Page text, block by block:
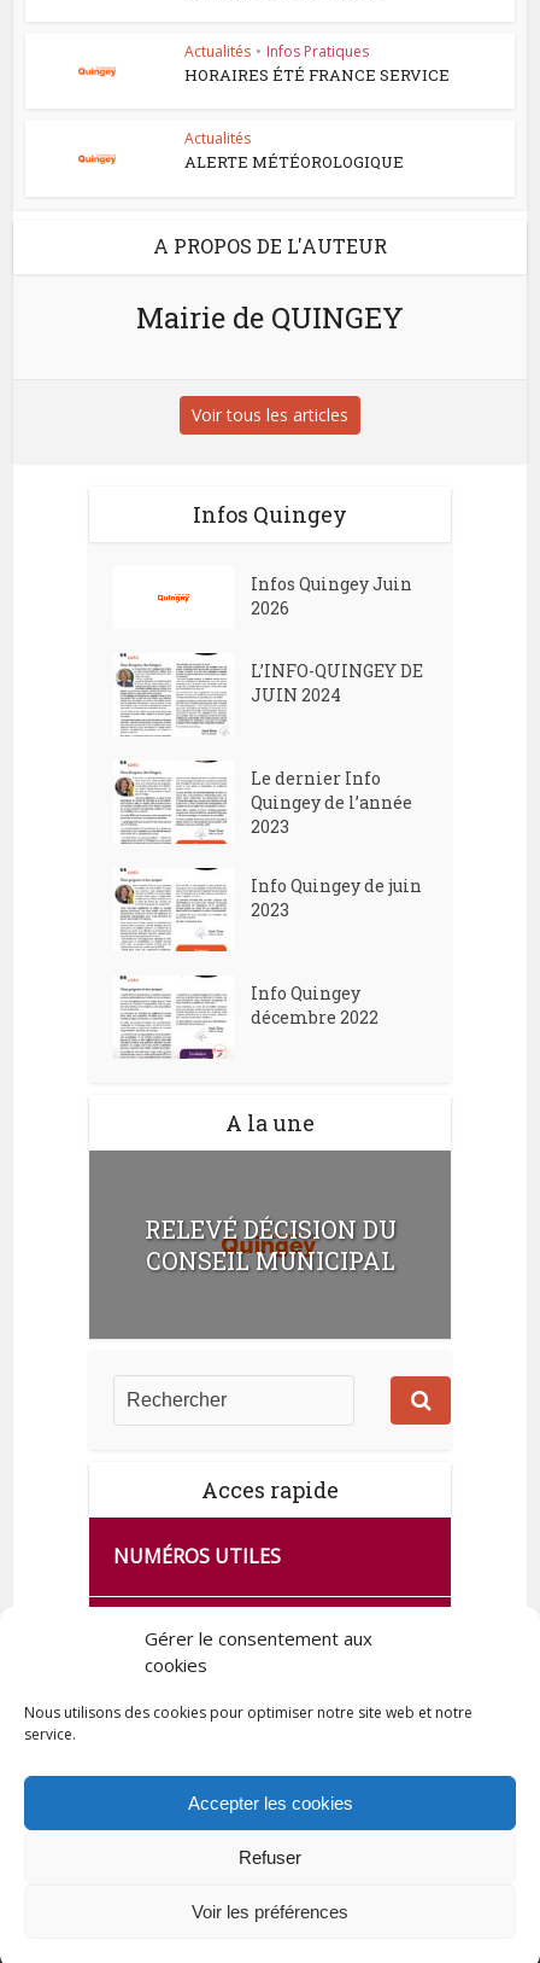
Gérer le consentement aux
cookies
Nous utilisons des cookies pour optimiser notre site web et notre
service.
Accepter les cookies
Refuser
Voir les préférences
Actualités • Infos Pratiques
HORAIRES ÉTÉ FRANCE SERVICE
Actualités
ALERTE MÉTÉOROLOGIQUE
A PROPOS DE L'AUTEUR
Mairie de QUINGEY
Voir tous les articles
Infos Quingey
Infos Quingey Juin
2026
L’INFO-QUINGEY DE
JUIN 2024
Le dernier Info
Quingey de l’année
2023
Info Quingey de juin
2023
Info Quingey
décembre 2022
A la une
RELEVÉ DÉCISION DU
CONSEIL MUNICIPAL
Acces rapide
NUMÉROS UTILES
CA SE PASSE À FRANCE SERVICES
DE QUINGEY
Tous droits réservés © 2023 Commune de Quingey / Création -